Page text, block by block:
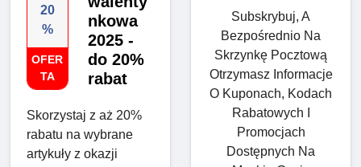
20
%
OFER
TA
nkowa
2025 -
do 20%
rabat
Skorzystaj z aż 20%
rabatu na wybrane
artykuły z okazji
Subskrybuj, A
Bezpośrednio Na
Skrzynkę Pocztową
Otrzymasz Informacje
O Kuponach, Kodach
Rabatowych I
Promocjach
Dostępnych Na